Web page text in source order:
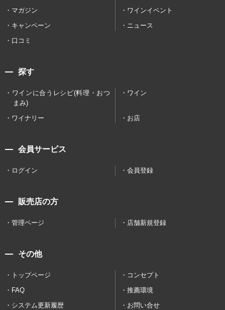
マガジン
ワインイベント
キャンペーン
ニュース
口コミ
探す
ワインに合うレシピ(料理・おつ
まみ)
ワイン
ワイナリー お店
会員サービス
ログイン 会員登録
販売店の方
管理ページ 店舗新規登録
その他
トップページ
コンセプト
FAQ
推薦環境
システム更新履歴
お問い合せ